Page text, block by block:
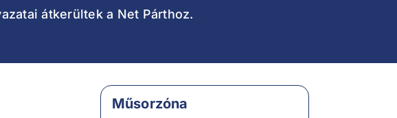
átkerültek a Net Párthoz.
Műsorzóna